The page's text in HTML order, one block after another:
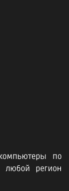
по
регион